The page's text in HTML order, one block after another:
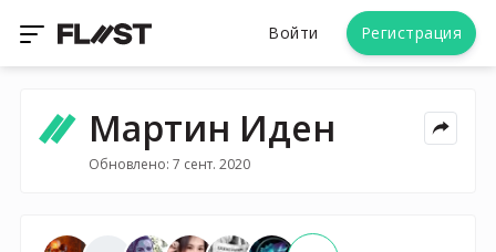
Войти Регистрация
Мартин Иден
Обновлено: 7 сент. 2020